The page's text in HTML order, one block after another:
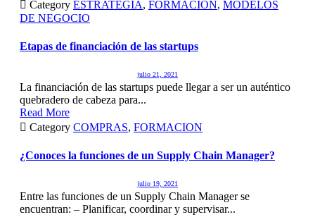
 Category ESTRATEGIA, FORMACION, MODELOS
DE NEGOCIO
Etapas de financiación de las startups
julio 21, 2021
La financiación de las startups puede llegar a ser un auténtico
quebradero de cabeza para...
Read More
 Category COMPRAS, FORMACION
¿Conoces la funciones de un Supply Chain Manager?
julio 19, 2021
Entre las funciones de un Supply Chain Manager se
encuentran: – Planificar, coordinar y supervisar...